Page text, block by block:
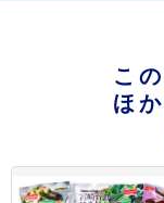
こ
ほ